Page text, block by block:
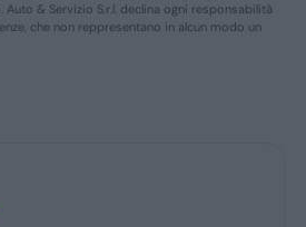
& Servizio S.r.l. declina ogni responsabilità
che non reppresentano in alcun modo un